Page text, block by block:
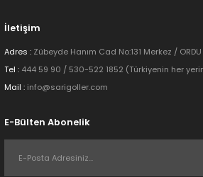
İletişim
Adres : Zübeyde Hanım Cad No:131 Merkez / ORDU
Tel : 444 59 90 / 530-522 1852 (Türkiyenin her
Mail : info@sarigoller.com
E-Bülten Abonelik